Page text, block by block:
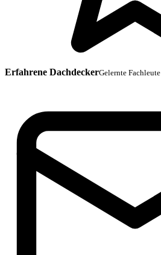
Erfahrene DachdeckerGelernte